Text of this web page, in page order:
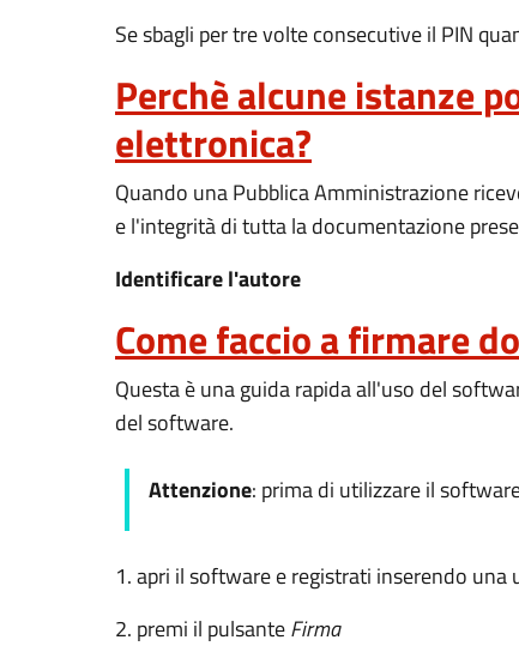
Se sbagli per tre volte consecutive il PIN
Perchè alcune istanze
elettronica?
Quando una Pubblica Amministrazione
e l'integrità di tutta la documentazione
Identificare l'autore
Come faccio a firmare
Questa è una guida rapida all'uso del
del software.
Attenzione: prima di utilizzare il
1. apri il software e registrati inserendo una
2. premi il pulsanteFirma